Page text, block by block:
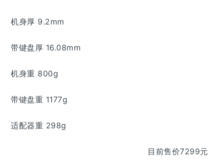
机身厚 9.2mm
带键盘厚 16.08mm
机身重 800g
带键盘重 1177g
适配器重 298g
目前售价7299元